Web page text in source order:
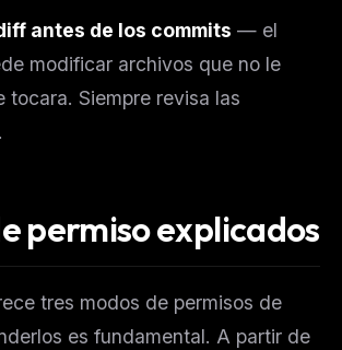
antes de los commits — el
modificar archivos que no le
tocara. Siempre revisa las
permiso explicados
tres modos de permisos de
es fundamental. A partir de